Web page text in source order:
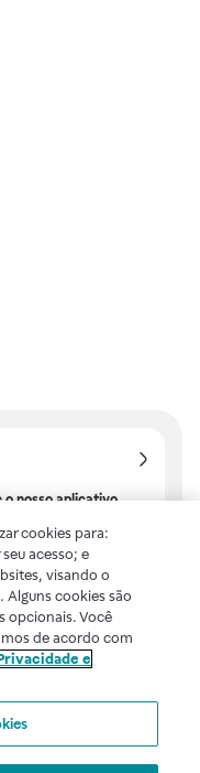
o nosso aplicativo
exclusivos!
cookies para:
acesso; e
visando o
cookies são
opcionais. Você
de acordo com
e